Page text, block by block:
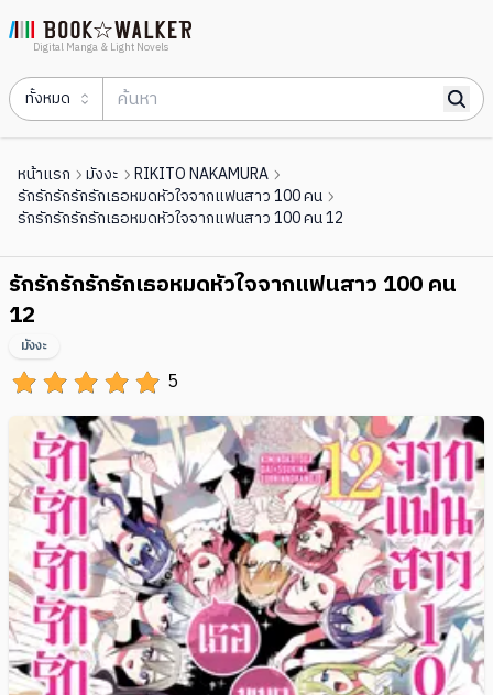
Digital Manga & Light Novels
ทั้งหมด
หน้าแรก มังงะ
RIKITO NAKAMURA
รักรักรักรักรักเธอหมดหัวใจจากแฟนสาว 100 คน
รักรักรักรักรักเธอหมดหัวใจจากแฟนสาว 100 คน 12
รักรักรักรักรักเธอหมดหัวใจจากแฟนสาว 100 คน
12
5
มังงะ